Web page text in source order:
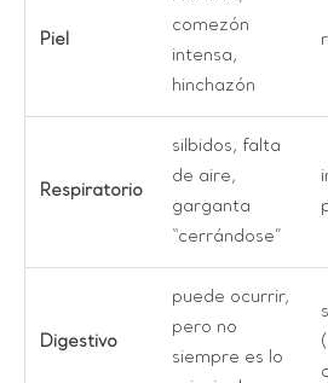
Piel
comezón
intensa,
hinchazón
Respiratorio
silbidos, falta
de aire,
garganta
“cerrándose”
Digestivo
puede ocurrir,
pero no
siempre es lo